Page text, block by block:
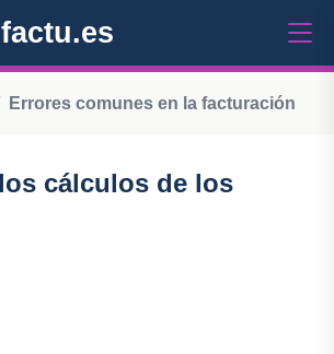
factu.es
Errores comunes en la facturación
cálculos de los